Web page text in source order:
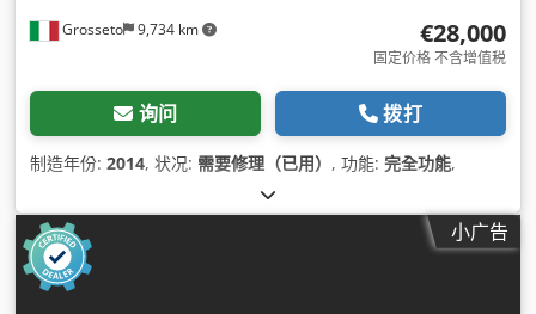
Grosseto 9,734 km €28,000
固定价格 不含增值税
询问 拨打
制造年份: 2014, 状况: 需要修理（已用） , 功能: 完全功能,
小广告